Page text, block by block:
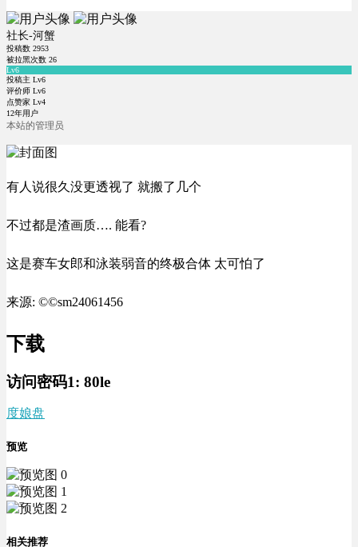
社长-河蟹
投稿数 2953
被拉黑次数 26
Lv6
投稿主 Lv6
评价师 Lv6
点赞家 Lv4
12年用户
本站的管理员
有人说很久没更透视了 就搬了几个
不过都是渣画质…. 能看?
这是赛车女郎和泳装弱音的终极合体 太可怕了
来源: ©©sm24061456
下载
访问密码1: 80le
度娘盘
预览
相关推荐